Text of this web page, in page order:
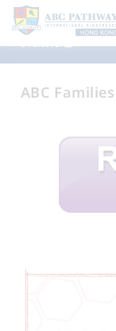
最新消息
ABC Families